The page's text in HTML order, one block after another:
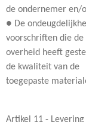
de ondernemer en/
● De
voorschriften die de
overheid heeft
de kwaliteit van de
toegepaste
Artikel 11 -